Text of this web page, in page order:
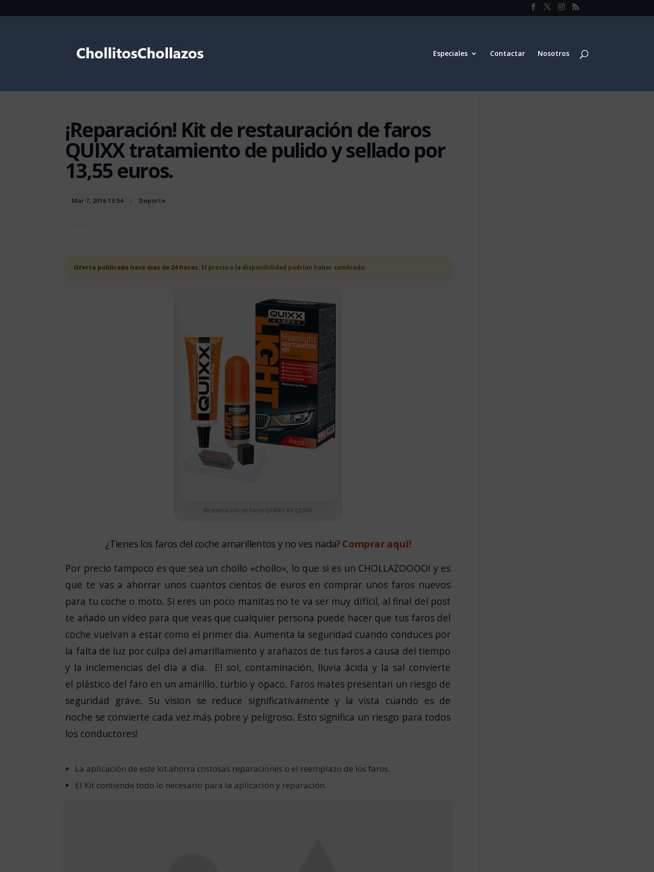
Especiales Contactar Nosotros
¡Reparación! Kit de restauración de faros
QUIXX tratamiento de pulido y sellado por
13,55 euros.
Mar 7, 2016 13:54 | Deporte
Oferta publicada hace mas de 24 horas. El precio o la disponibilidad podrian haber cambiado.
Restauración de faros QHRK1 Kit QUIXX
¿Tienes los faros del coche amarillentos y no ves nada?Comprar aquí!
Por precio tampoco es que sea un chollo «chollo», lo que si es un CHOLLAZOOOO! y es
que te vas a ahorrar unos cuantos cientos de euros en comprar unos faros nuevos
para tu coche o moto. Si eres un poco manitas no te va ser muy difícil, al final del post
te añado un vídeo para que veas que cualquier persona puede hacer que tus faros del
coche vuelvan a estar como el primer dia. Aumenta la seguridad cuando conduces por
la falta de luz por culpa del amarillamiento y arañazos de tus faros a causa del tiempo
y la inclemencias del dia a dia.
El sol, contaminación, lluvia ácida y la sal convierte
el plástico del faro en un amarillo, turbio y opaco. Faros mates presentan un riesgo de
seguridad grave. Su vision se reduce significativamente y la vista cuando es de
noche se convierte cada vez más pobre y peligroso. Esto significa un riesgo para todos
los conductores!
La aplicación de este kit ahorra costosas reparaciones o el reemplazo de los faros.
El Kitcontiende todo lo necesario para la aplicación y reparación.